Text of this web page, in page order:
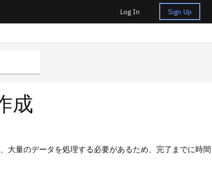
Log In Sign Up
成
大量のデータを処理する必要があるため、完了までに時間